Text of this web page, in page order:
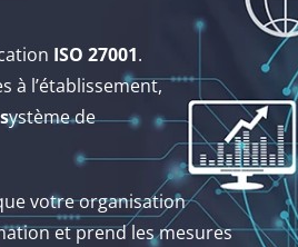
ISO 27001.
à l’établissement,
système de
votre organisation
et prend les mesures